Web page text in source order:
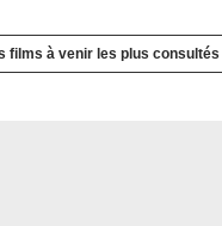
films à venir les plus consultés